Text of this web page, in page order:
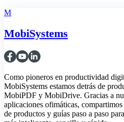
M
MobiSystems
Como pioneros en productividad
MobiSystems estamos detrás de
MobiPDF y MobiDrive. Gracias a
aplicaciones ofimáticas,
de productos y guías paso a paso